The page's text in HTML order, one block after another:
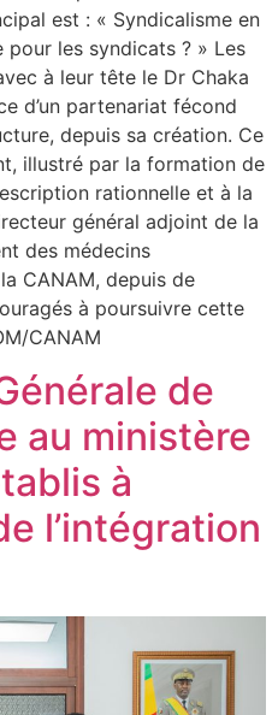
est : « Syndicalisme en
les syndicats ? » Les
à leur tête le Dr Chaka
d’un partenariat fécond
depuis sa création. Ce
illustré par la formation de
rationnelle et à la
général adjoint de la
des médecins
CANAM, depuis de
à poursuivre cette
CANAM
de
au ministère
à
l’intégration